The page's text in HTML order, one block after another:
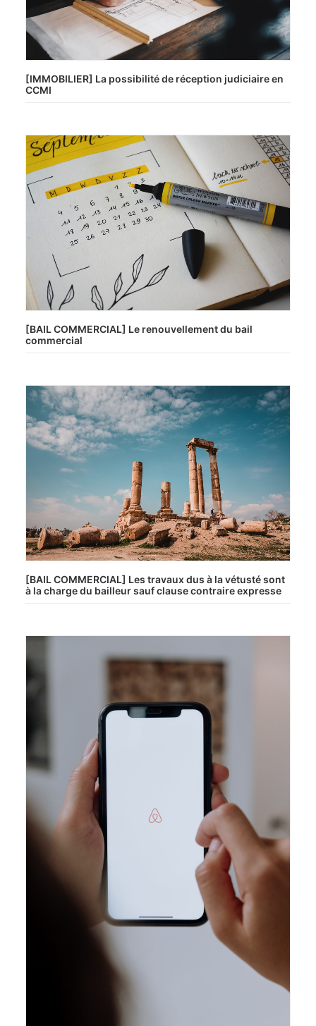
[IMMOBILIER] La possibilité de réception judiciaire en
CCMI
[BAIL COMMERCIAL] Le renouvellement du bail
commercial
[BAIL COMMERCIAL] Les travaux dus à la vétusté sont
à la charge du bailleur sauf clause contraire expresse